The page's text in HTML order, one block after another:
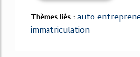
Thèmes liés :auto
immatriculation